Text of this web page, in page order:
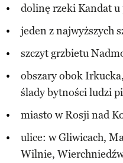
dolinę rzeki Kandat u
jeden z najwyższych
szczyt grzbietu
obszary obok
ślady bytności ludzi
miasto w Rosji nad
ulice: w Gliwicach,
Wilnie,